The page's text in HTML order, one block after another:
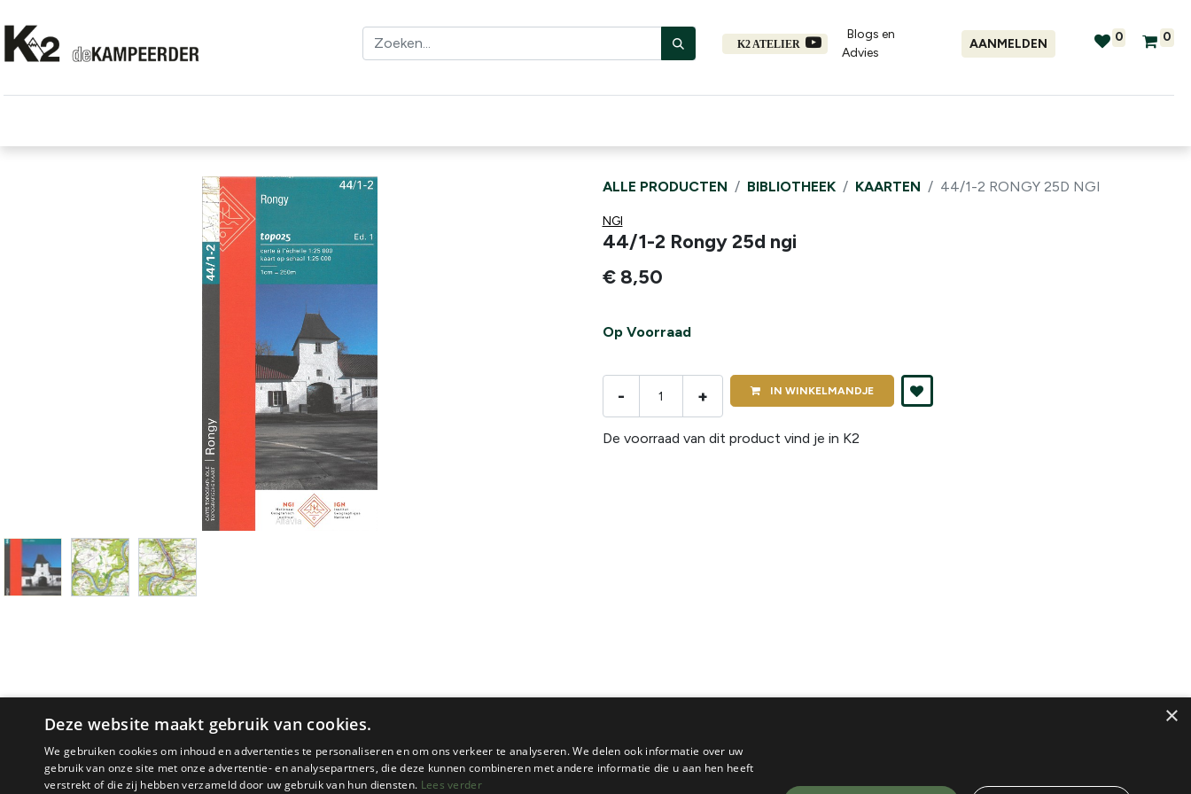
K2 ATELIER
Blogs en
Advies​
AANMELDEN 0 0
ALLE PRODUCTEN BIBLIOTHEEK KAARTEN 44/1-2 RONGY 25D NGI
NGI
44/1-2 Rongy 25d ngi
€ 8,50
Op Voorraad
- + IN WINKELMANDJE
De voorraad van dit product vind je in K2
PRODUCTOMSCHRIJVING
×
Deze website maakt gebruik van cookies.
We gebruiken cookies om inhoud en advertenties te personaliseren en om ons verkeer te analyseren. We delen ook informatie over uw
gebruik van onze site met onze advertentie- en analysepartners, die deze kunnen combineren met andere informatie die u aan hen heeft
verstrekt of die zij hebben verzameld door uw gebruik van hun diensten. Lees verder